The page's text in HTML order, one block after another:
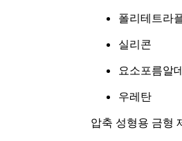
폴리테트라
실리콘
요소포름알
우레탄
압축 성형용 금형